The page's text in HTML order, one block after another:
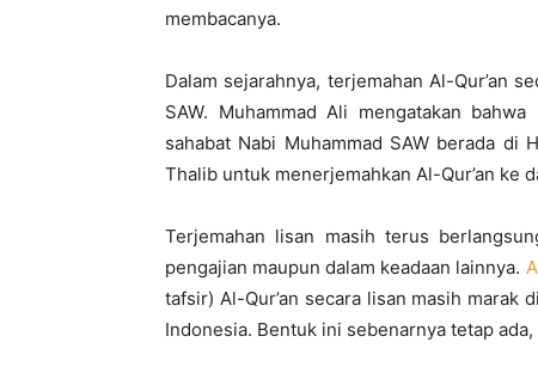
membacanya.
Dalam sejarahnya, terjemahan Al-Qur’an
SAW. Muhammad Ali mengatakan
sahabat Nabi Muhammad SAW berada di
Thalib untuk menerjemahkan Al-Qur’an ke
Terjemahan lisan masih terus
pengajian maupun dalam keadaan lainnya.
tafsir) Al-Qur’an secara lisan masih marak
Indonesia. Bentuk ini sebenarnya tetap